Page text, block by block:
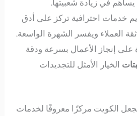
في زيادة شعبيتها.
خدمات احترافية تركز على أدق
ثقة العملاء ويفسر الشهرة الواسعة.
على إنجاز الأعمال بسرعة ودقة
الخيار الأمثل للتجديدات
الكويت مركزًا معروفًا لخدمات